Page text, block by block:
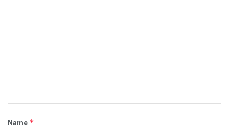
Name *